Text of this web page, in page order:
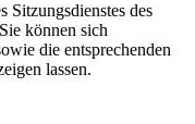
Sitzungsdienstes des
können sich
die entsprechenden
lassen.